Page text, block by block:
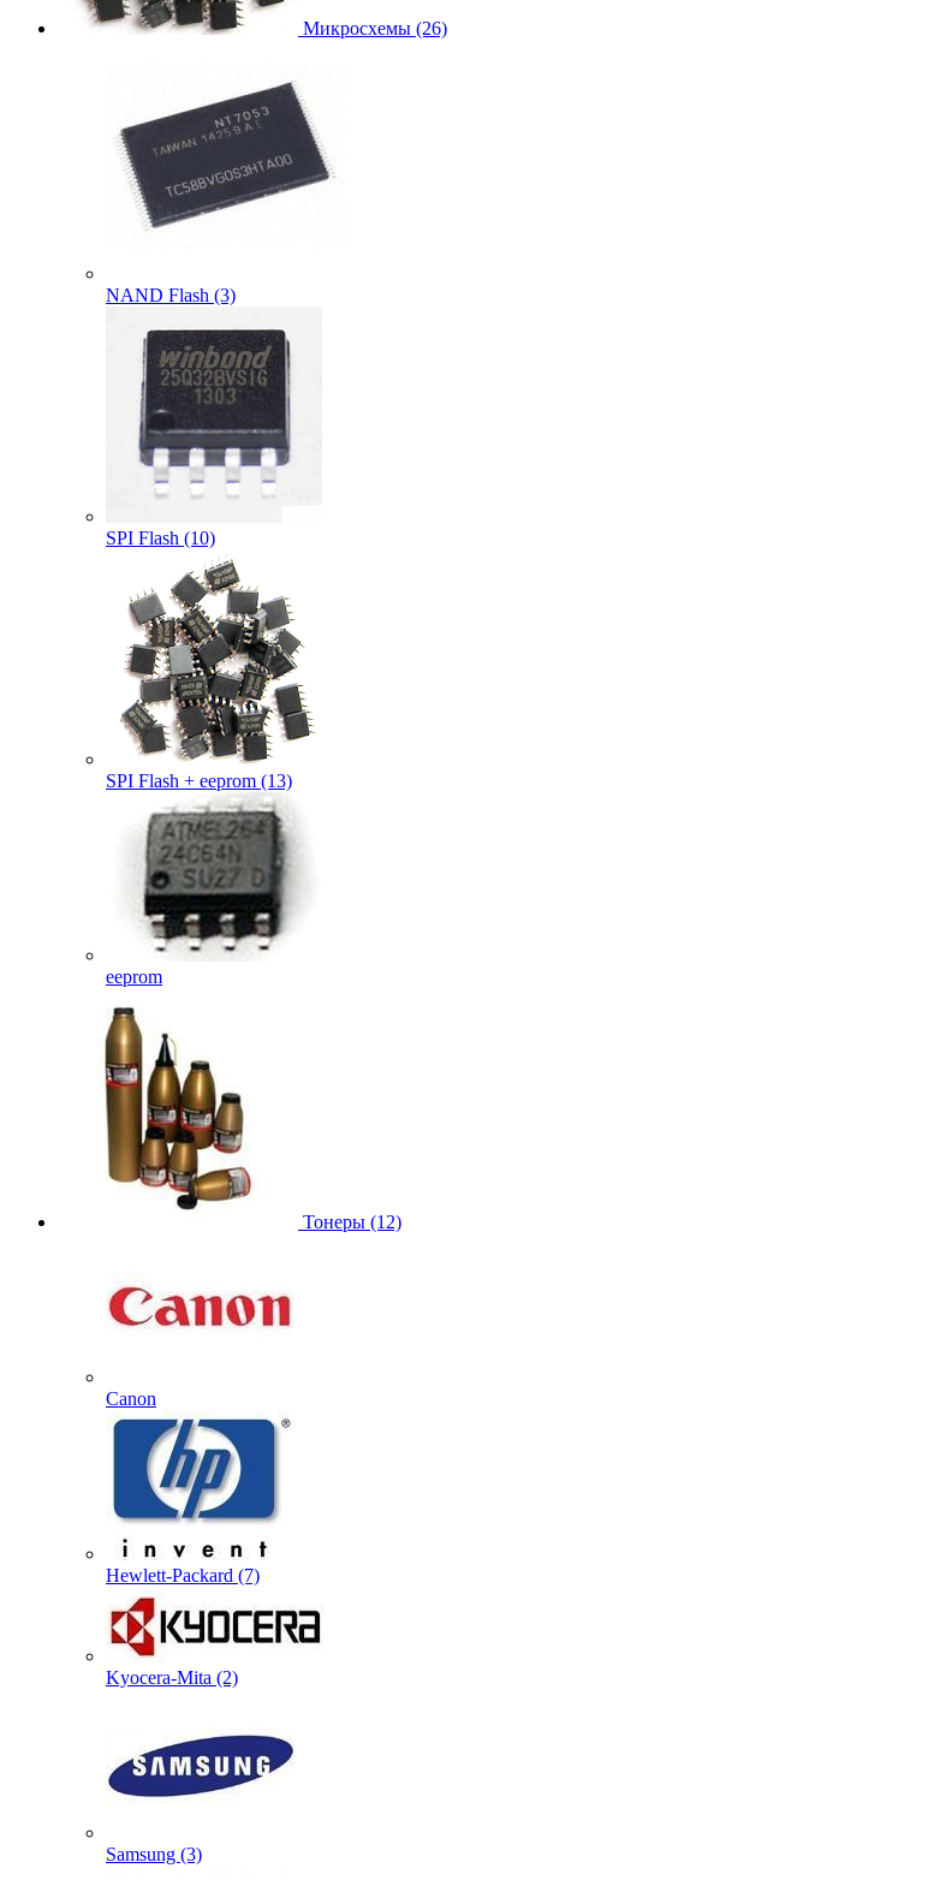
Микросхемы (26)
NAND Flash (3)
SPI Flash (10)
SPI Flash + eeprom (13)
eeprom
Тонеры (12)
Canon
Hewlett-Packard (7)
Kyocera-Mita (2)
Samsung (3)